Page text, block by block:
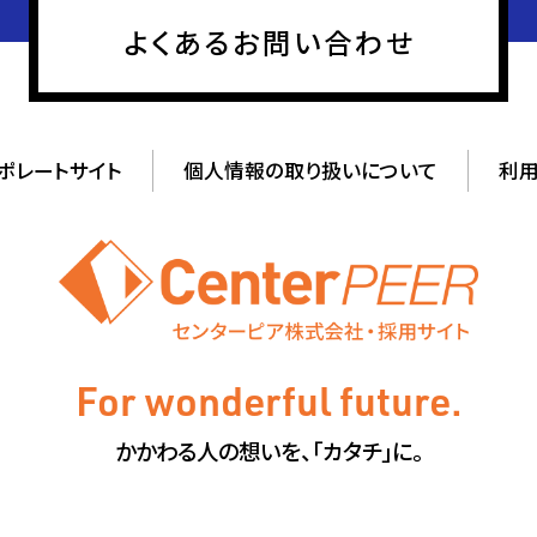
よくあるお問い合わせ
レートサイト 個人情報の取り扱いについて 利
For wonderful future.
かかわる人の想いを、「カタチ」に。